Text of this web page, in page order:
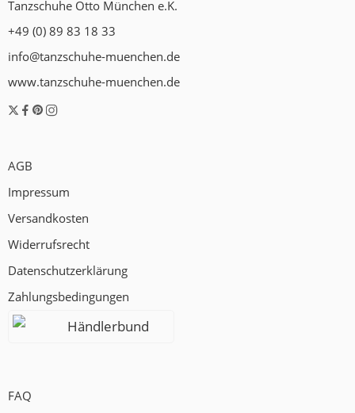
Tanzschuhe Otto München e.K.
+49 (0) 89 83 18 33
info@tanzschuhe-muenchen.de
www.tanzschuhe-muenchen.de
AGB
Impressum
Versandkosten
Widerrufsrecht
Datenschutzerklärung
Zahlungsbedingungen
Händlerbund
FAQ